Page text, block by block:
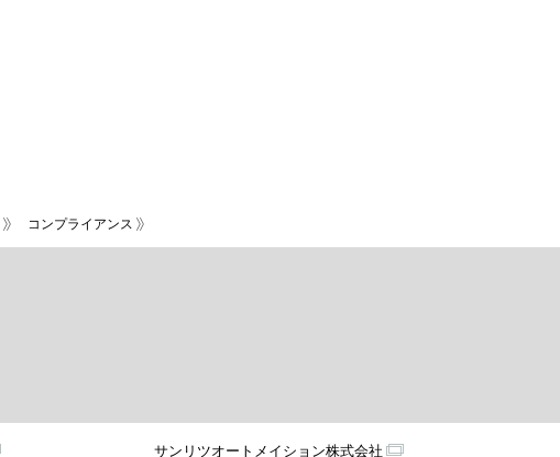
コンプライアンス
サンリツオートメイション株式会社